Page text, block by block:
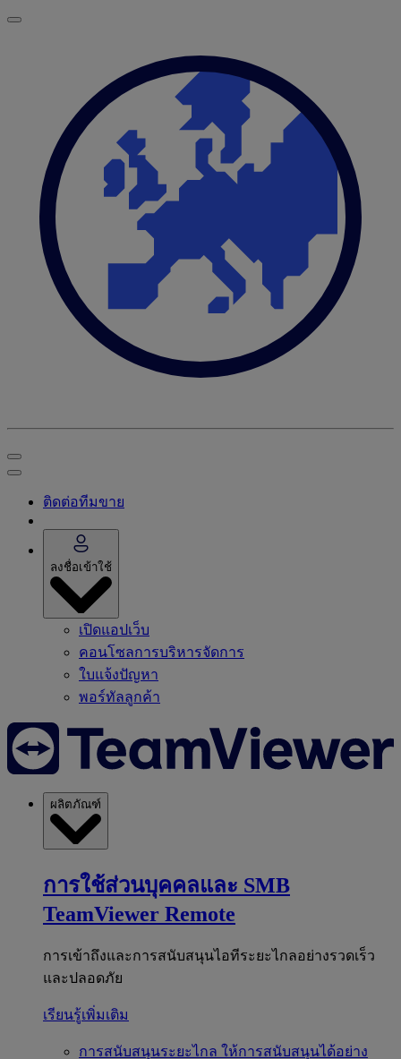
ติดต่อทีมขาย
ลงชื่อเข้าใช้
เปิดแอปเว็บ
คอนโซลการบริหารจัดการ
ใบแจ้งปัญหา
พอร์ทัลลูกค้า
ผลิตภัณฑ์
การใช้ส่วนบุคคลและ SMB
TeamViewer Remote
การเข้าถึงและการสนับสนุนไอทีระยะไกลอย่างรวดเร็ว
และปลอดภัย
เรียนรู้เพิ่มเติม
การสนับสนุนระยะไกล ให้การสนับสนุนได้อย่าง